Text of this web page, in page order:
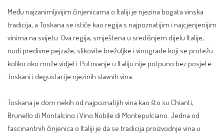
Među najzanimljivijim činjenicama o Italiji je njezina bogata vinska
tradicija, a Toskana se ističe kao regija s najpoznatijim i najcjenjenijim
vinima na svijetu. Ova regija, smještena u središnjem dijelu Italije,
nudi predivne pejzaže, slikovite brežuljke i vinograde koji se protežu
koliko oko može vidjeti. Putovanje u Italiju nije potpuno bez posjete
Toskani i degustacije njezinih slavnih vina.
Toskana je dom nekih od najpoznatijih vina kao što su Chianti,
Brunello di Montalcino i Vino Nobile di Montepulciano. Jedna od
fascinantnih činjenica o Italiji je da se tradicija proizvodnje vina u